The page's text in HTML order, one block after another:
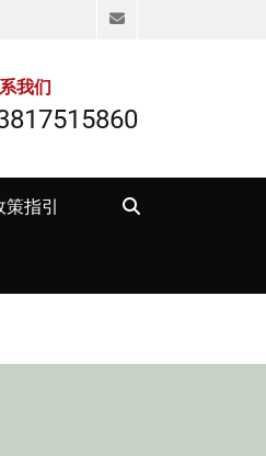
Email
我们
策指引